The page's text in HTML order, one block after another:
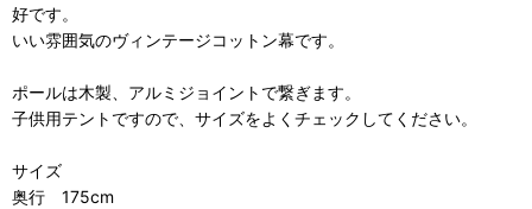
好です。
いい雰囲気のヴィンテージコットン幕です。
ポールは木製、アルミジョイントで繋ぎます。
子供用テントですので、サイズをよくチェックしてください。
サイズ
奥行 175cm